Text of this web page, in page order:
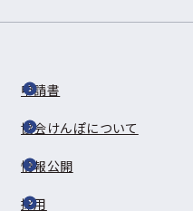
申請書
協会けんぽについて
情報公開
採用